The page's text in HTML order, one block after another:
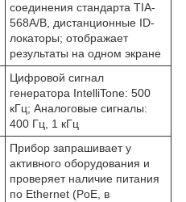
соединения стандарта TIA-
568A/B, дистанционные ID-
локаторы; отображает
результаты на одном экране
Цифровой сигнал
генератора IntelliTone: 500
кГц; Аналоговые сигналы:
400 Гц, 1 кГц
Прибор запрашивает у
активного оборудования и
проверяет наличие питания
по Ethernet (PoE, в